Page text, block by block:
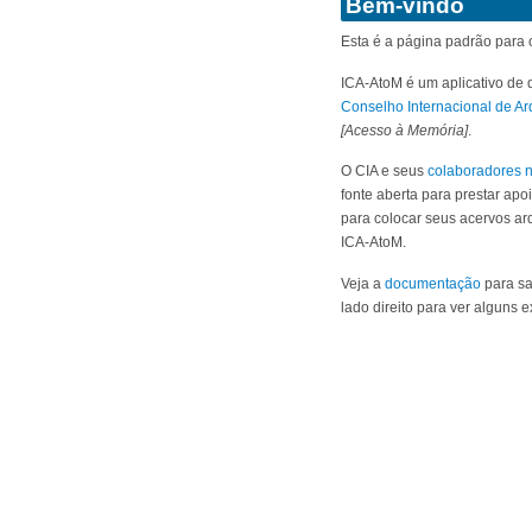
Esta é a página padrão para
ICA-AtoM é um aplicativo
Conselho Internacional de
[Acesso à Memória].
O CIA e seus colaboradores
fonte aberta para prestar
para colocar seus acervos
ICA-AtoM.
Veja a documentação para
lado direito para ver alguns